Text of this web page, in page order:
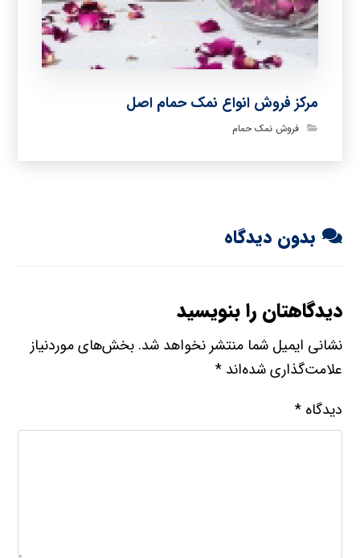
مرکز فروش انواع نمک حمام اصل
فروش نمک حمام
بدون دیدگاه
دیدگاهتان را بنویسید
نشانی ایمیل شما منتشر نخواهد شد. بخش‌های موردنیاز
علامت‌گذاری شده‌اند*
دیدگاه*